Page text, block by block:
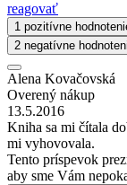
reagovať
1 pozitívne
2 negatívne
Alena Kovačovská
Overený nákup
13.5.2016
Kniha sa mi čítala
mi vyhovovala.
Tento príspevok
aby sme Vám